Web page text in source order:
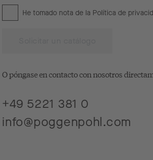
He tomado nota de la Política de
O póngase en contacto con nosotros
+49 5221 381 0
info@poggenpohl.com